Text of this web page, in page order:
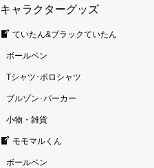
キャラクターグッズ
ていたん&ブラックていたん
ボールペン
Tシャツ･ポロシャツ
ブルゾン･パーカー
小物・雑貨
モモマルくん
ボールペン